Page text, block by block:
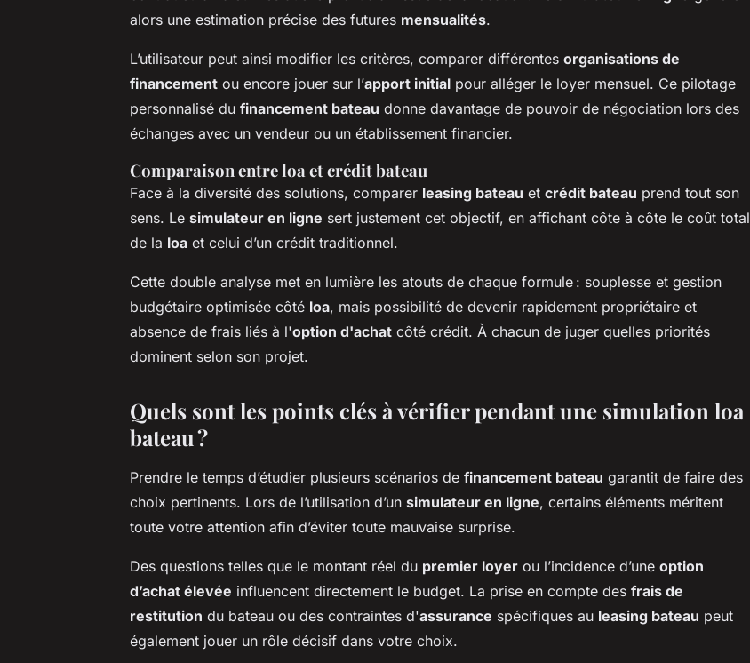
alors une estimation précise des futures mensualités.
L’utilisateur peut ainsi modifier les critères, comparer différentes organisations de
financement ou encore jouer sur l’apport initial pour alléger le loyer mensuel. Ce pilotage
personnalisé du financement bateau donne davantage de pouvoir de négociation lors des
échanges avec un vendeur ou un établissement financier.
Comparaison entre loa et crédit bateau
Face à la diversité des solutions, comparer leasing bateau et crédit bateau prend tout son
sens. Le simulateur en ligne sert justement cet objectif, en affichant côte à côte le coût total
de la loa et celui d’un crédit traditionnel.
Cette double analyse met en lumière les atouts de chaque formule : souplesse et gestion
budgétaire optimisée côté loa, mais possibilité de devenir rapidement propriétaire et
absence de frais liés à l'option d'achat côté crédit. À chacun de juger quelles priorités
dominent selon son projet.
Quels sont les points clés à vérifier pendant une simulation loa
bateau ?
Prendre le temps d’étudier plusieurs scénarios de financement bateau garantit de faire des
choix pertinents. Lors de l’utilisation d’un simulateur en ligne, certains éléments méritent
toute votre attention afin d’éviter toute mauvaise surprise.
Des questions telles que le montant réel du premier loyer ou l’incidence d’une option
d’achat élevée influencent directement le budget. La prise en compte des frais de
restitution du bateau ou des contraintes d'assurance spécifiques au leasing bateau peut
également jouer un rôle décisif dans votre choix.